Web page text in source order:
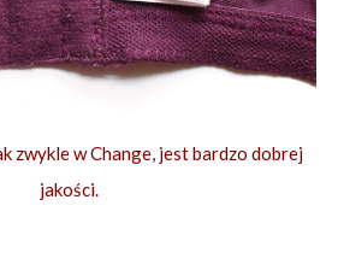
zwykle w Change, jest bardzo dobrej
jakości.